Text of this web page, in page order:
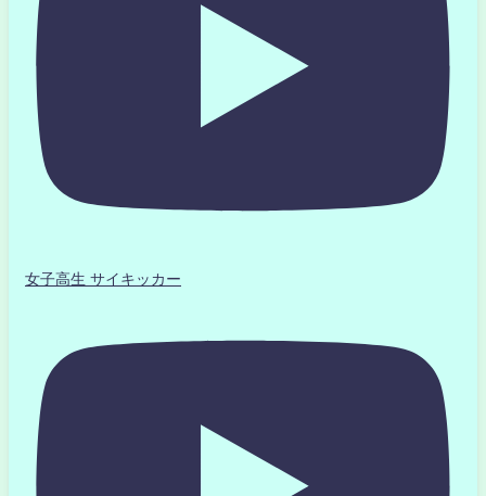
女子高生 サイキッカー